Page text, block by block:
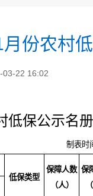
份农村
03-22 16:02
低保公示名册
制表时
低保类型
保障人数
（人）
保